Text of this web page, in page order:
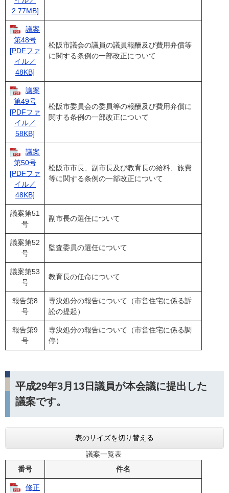
2.77MB]
議案
第48号
[PDFファ
イル／
48KB]
松阪市議会の議員の議員報酬及び費用弁償等
に関する条例の一部改正について
議案
第49号
[PDFファ
イル／
58KB]
松阪市委員会の委員等の報酬及び費用弁償に
関する条例の一部改正について
議案
第50号
[PDFファ
イル／
48KB]
松阪市市長、副市長及び教育長の給料、旅費
等に関する条例の一部改正について
議案第51
号
副市長の選任について
議案第52
号
監査委員の選任について
議案第53
号
教育長の任命について
報告第8
号
専決処分の報告について（市営住宅に係る訴
訟の提起）
報告第9
号
専決処分の報告について（市営住宅に係る調
停）
平成29年3月13日議員が本会議に提出した
議案です。
表のサイズを切り替える
議案一覧表
番号
件名
修正